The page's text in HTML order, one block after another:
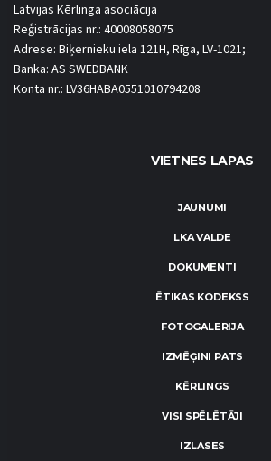
Latvijas Kērlinga asociācija
Reģistrācijas nr.: 40008058075
Adrese: Biķernieku iela 121H, Rīga, LV-1021;
Banka: AS SWEDBANK
Konta nr.: LV36HABA0551010794208
VIETNES LAPAS
JAUNUMI
LKA VALDE
DOKUMENTI
ĒTIKAS KODEKSS
FOTOGALERIJA
IZMĒĢINI PATS
KĒRLINGS
VISI SPĒLĒTĀJI
IZLASES